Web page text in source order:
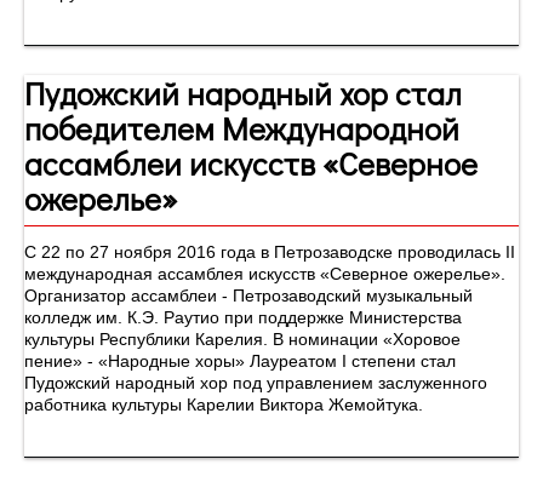
Пудожский народный хор стал
победителем Международной
ассамблеи искусств «Северное
ожерелье»
С 22 по 27 ноября 2016 года в Петрозаводске проводилась II
международная ассамблея искусств «Северное ожерелье».
Организатор ассамблеи - Петрозаводский музыкальный
колледж им. К.Э. Раутио при поддержке Министерства
культуры Республики Карелия. В номинации «Хоровое
пение» - «Народные хоры» Лауреатом I степени стал
Пудожский народный хор под управлением заслуженного
работника культуры Карелии Виктора Жемойтука.